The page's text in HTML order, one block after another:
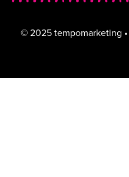
© 2025 tempomarketing